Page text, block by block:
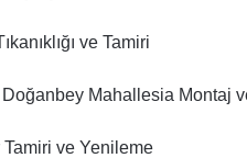
ve Tamiri
Mahallesia Montaj
ve Yenileme